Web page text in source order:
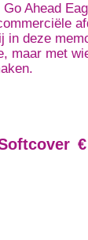
Ahead
in deze
maar met